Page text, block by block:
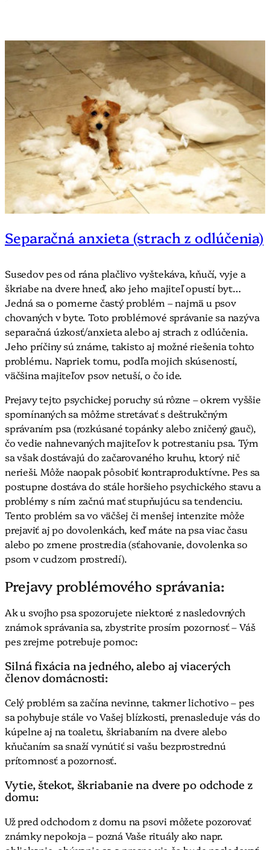
Separačná anxieta (strach z odlúčenia)
Susedov pes od rána plačlivo vyštekáva, kňučí, vyje a
škriabe na dvere hneď, ako jeho majiteľ opustí byt…
Jedná sa o pomerne častý problém – najmä u psov
chovaných v byte. Toto problémové správanie sa nazýva
separačná úzkosť/anxieta alebo aj strach z odlúčenia.
Jeho príčiny sú známe, takisto aj možné riešenia tohto
problému. Napriek tomu, podľa mojich skúseností,
väčšina majiteľov psov netuší, o čo ide.
Prejavy tejto psychickej poruchy sú rôzne – okrem vyššie
spomínaných sa môžme stretávať s deštrukčným
správaním psa (rozkúsané topánky alebo zničený gauč),
čo vedie nahnevaných majiteľov k potrestaniu psa. Tým
sa však dostávajú do začarovaného kruhu, ktorý nič
nerieši. Môže naopak pôsobiť kontraproduktívne. Pes sa
postupne dostáva do stále horšieho psychického stavu a
problémy s ním začnú mať stupňujúcu sa tendenciu.
Tento problém sa vo väčšej či menšej intenzite môže
prejaviť aj po dovolenkách, keď máte na psa viac času
alebo po zmene prostredia (sťahovanie, dovolenka so
psom v cudzom prostredí).
Prejavy problémového správania:
Ak u svojho psa spozorujete niektoré z nasledovných
známok správania sa, zbystrite prosím pozornosť – Váš
pes zrejme potrebuje pomoc:
Silná fixácia na jedného, alebo aj viacerých
členov domácnosti:
Celý problém sa začína nevinne, takmer lichotivo – pes
sa pohybuje stále vo Vašej blízkosti, prenasleduje vás do
kúpelne aj na toaletu, škriabaním na dvere alebo
kňučaním sa snaží vynútiť si vašu bezprostrednú
prítomnosť a pozornosť.
Vytie, štekot, škriabanie na dvere po odchode z
domu:
Už pred odchodom z domu na psovi môžete pozorovať
známky nepokoja – pozná Vaše rituály ako napr.